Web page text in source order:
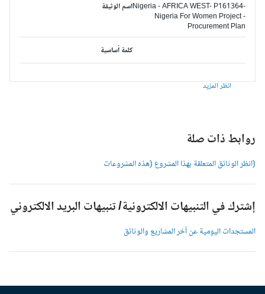
اسم الوثيقةNigeria - AFRICA WEST- P161364-
Nigeria For Women Project -
Procurement Plan
كلمة أساسية
انظر المزيد
روابط ذات صلة
(انظر الوثائق المتعلقة بهذا المشروع (هذه المشروعات
إشترك في التنبيهات الالكترونية/ تنبيهات البريد الالكتروني
المستجدات اليومية عن آخر المشاريع والوثائق